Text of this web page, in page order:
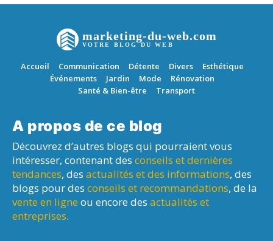
marketing-du-web.com
VOTRE BLOG DU WEB
Accueil Communication Détente Divers
Esthétique
Événements
Jardin Mode
Rénovation
Santé & Bien-être
Transport
A propos de ce blog
Découvrez d’autres blogs qui pourraient vous
intéresser, contenant des conseils et dernières
tendances, des actualités et des informations, des
blogs pour des conseils et recommandations, de la
vente en ligne ou encore des actualités et
entreprises.